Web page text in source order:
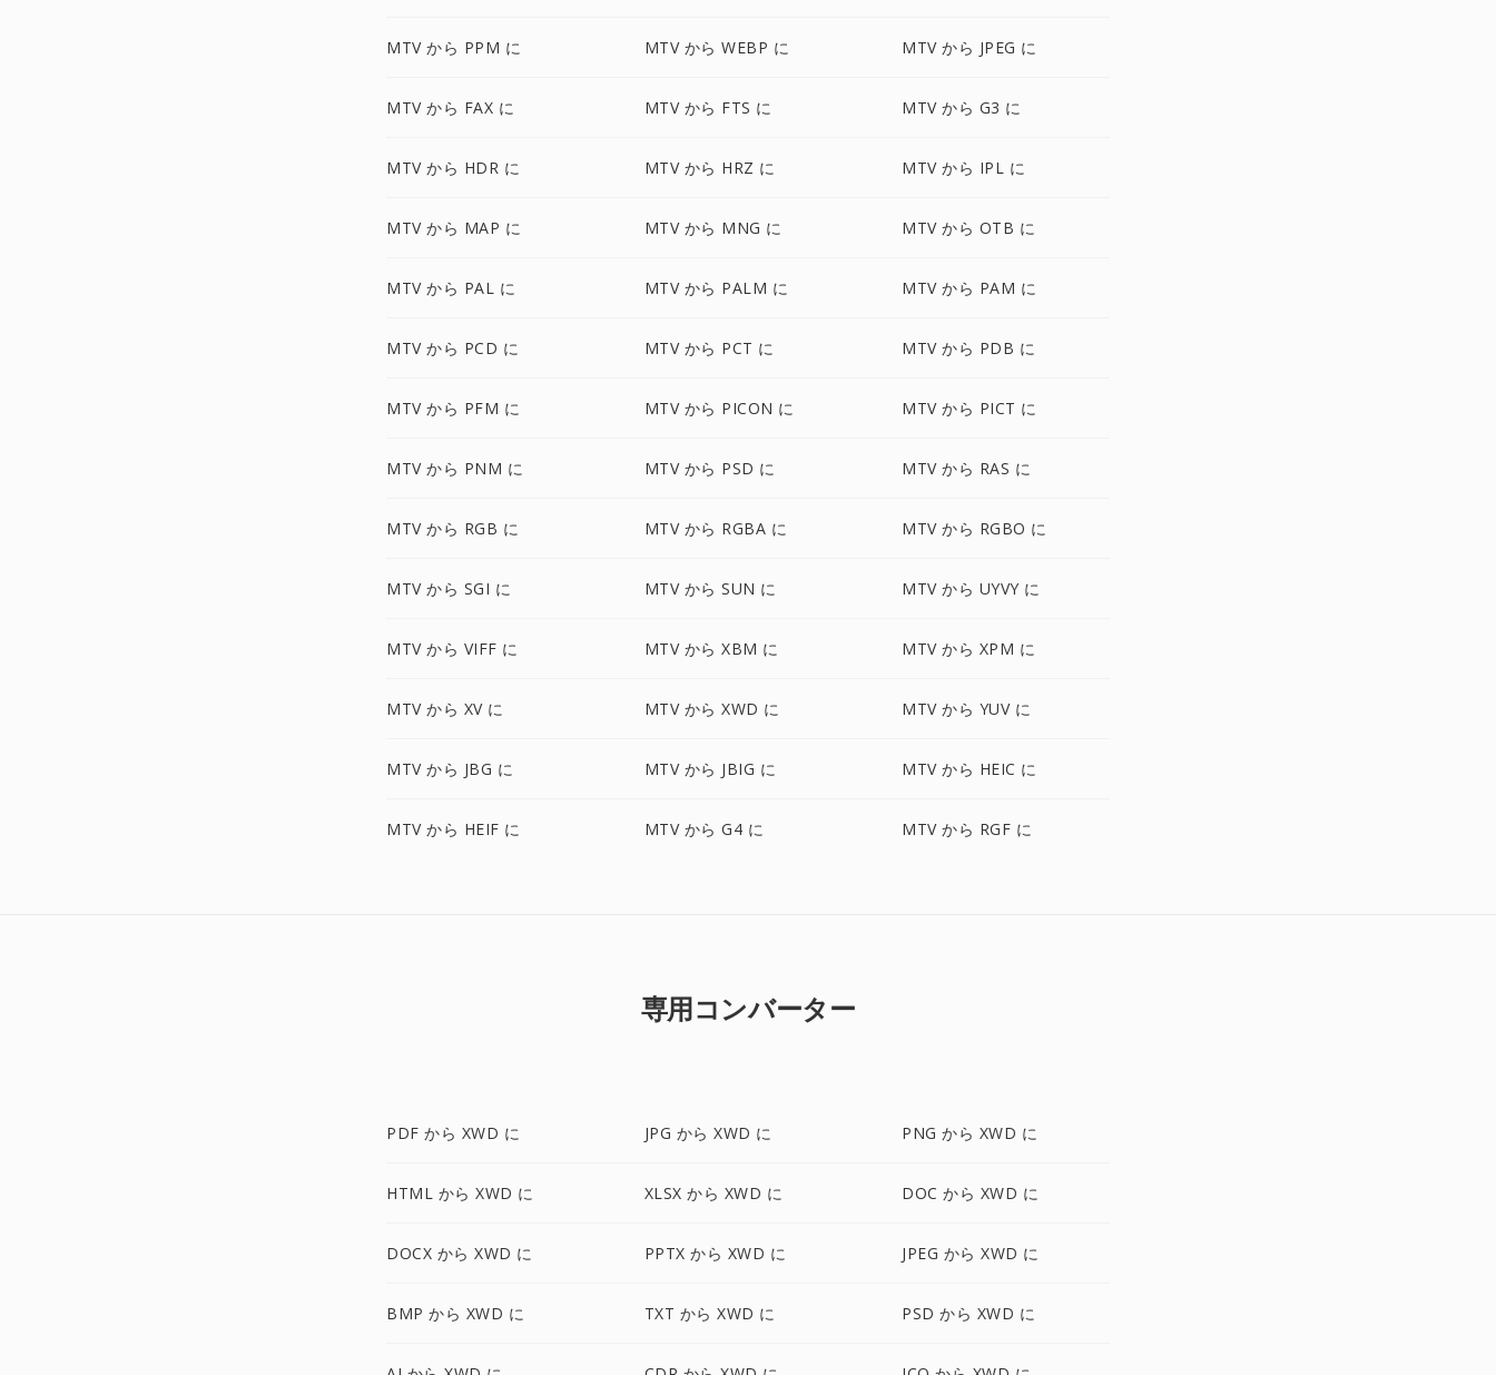
MTV から PPM に MTV から WEBP に MTV から JPEG に
MTV から FAX に MTV から FTS に MTV から G3 に
MTV から HDR に MTV から HRZ に MTV から IPL に
MTV から MAP に MTV から MNG に MTV から OTB に
MTV から PAL に MTV から PALM に MTV から PAM に
MTV から PCD に MTV から PCT に MTV から PDB に
MTV から PFM に MTV から PICON に MTV から PICT に
MTV から PNM に MTV から PSD に MTV から RAS に
MTV から RGB に MTV から RGBA に MTV から RGBO に
MTV から SGI に MTV から SUN に MTV から UYVY に
MTV から VIFF に MTV から XBM に MTV から XPM に
MTV から XV に MTV から XWD に MTV から YUV に
MTV から JBG に MTV から JBIG に MTV から HEIC に
MTV から HEIF に MTV から G4 に MTV から RGF に
専用コンバーター
PDF から XWD に JPG から XWD に PNG から XWD に
HTML から XWD に XLSX から XWD に DOC から XWD に
DOCX から XWD に PPTX から XWD に JPEG から XWD に
BMP から XWD に TXT から XWD に PSD から XWD に